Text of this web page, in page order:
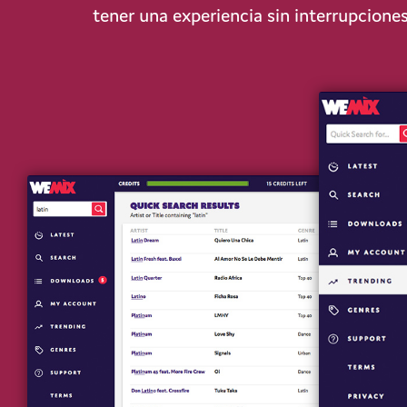
tener una experiencia sin